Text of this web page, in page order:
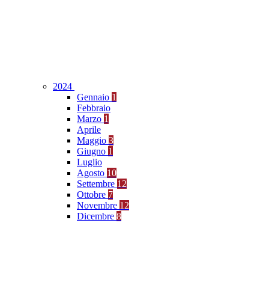
2024
Gennaio 1
Febbraio
Marzo 1
Aprile
Maggio 3
Giugno 1
Luglio
Agosto 10
Settembre 12
Ottobre 7
Novembre 12
Dicembre 8